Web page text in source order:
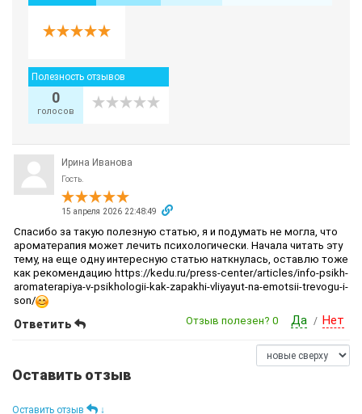
Полезность отзывов
0
голосов
Ирина Иванова
Гость.
15 апреля 2026 22:48:49
Спасибо за такую полезную статью, я и подумать не могла, что
ароматерапия может лечить психологически. Начала читать эту
тему, на еще одну интересную статью наткнулась, оставлю тоже
как рекомендацию https://kedu.ru/press-center/articles/info-psikh-
aromaterapiya-v-psikhologii-kak-zapakhi-vliyayut-na-emotsii-trevogu-i-
son/
Да / Нет
Отзыв полезен?0
Ответить
Оставить отзыв
Оставить отзыв ↓